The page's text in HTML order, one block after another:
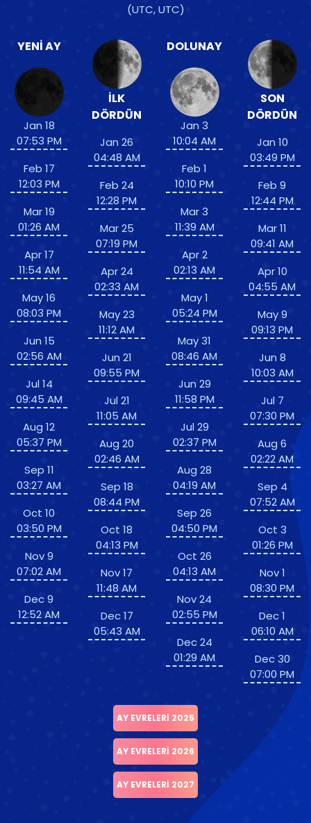
(UTC, UTC)
YENI AY
Jan 18
07:53 PM
Feb 17
12:03 PM
Mar 19
01:26 AM
Apr 17
11:54 AM
May 16
08:03 PM
Jun 15
02:56 AM
Jul 14
09:45 AM
Aug 12
05:37 PM
Sep 11
03:27 AM
Oct 10
03:50 PM
Nov 9
07:02 AM
Dec 9
12:52 AM
İLK
DÖRDÜN
Jan 26
04:48 AM
Feb 24
12:28 PM
Mar 25
07:19 PM
Apr 24
02:33 AM
May 23
11:12 AM
Jun 21
09:55 PM
Jul 21
11:05 AM
Aug 20
02:46 AM
Sep 18
08:44 PM
Oct 18
04:13 PM
Nov 17
11:48 AM
Dec 17
05:43 AM
DOLUNAY
Jan 3
10:04 AM
Feb 1
10:10 PM
Mar 3
11:39 AM
Apr 2
02:13 AM
May 1
05:24 PM
May 31
08:46 AM
Jun 29
11:58 PM
Jul 29
02:37 PM
Aug 28
04:19 AM
Sep 26
04:50 PM
Oct 26
04:13 AM
Nov 24
02:55 PM
Dec 24
01:29 AM
SON
DÖRDÜN
Jan 10
03:49 PM
Feb 9
12:44 PM
Mar 11
09:41 AM
Apr 10
04:55 AM
May 9
09:13 PM
Jun 8
10:03 AM
Jul 7
07:30 PM
Aug 6
02:22 AM
Sep 4
07:52 AM
Oct 3
01:26 PM
Nov 1
08:30 PM
Dec 1
06:10 AM
Dec 30
07:00 PM
AY EVRELERI 2025
AY EVRELERI 2026
AY EVRELERI 2027